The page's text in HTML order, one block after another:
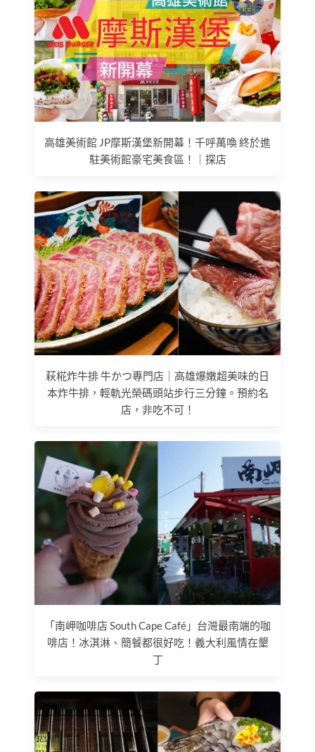
高雄美術館 JP摩斯漢堡新開幕！千呼萬喚 終於進
駐美術館豪宅美食區！｜探店
萩椛炸牛排 牛かつ專門店｜高雄爆嫩超美味的日
本炸牛排，輕軌光榮碼頭站步行三分鐘。預約名
店，非吃不可！
「南岬咖啡店 South Cape Café」台灣最南端的咖
啡店！冰淇淋、簡餐都很好吃！義大利風情在墾
丁